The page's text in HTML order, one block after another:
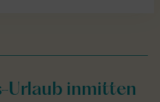
Urlaub inmitten